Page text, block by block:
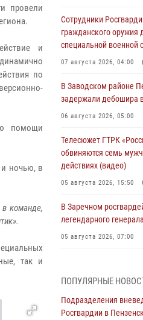
провели
и
по
помощи
и ночью, в
команде,
так и
Сотрудники
гражданского оружия
специальной военной
07 августа 2026, 04:00
В Заводском районе
задержали дебошира
06 августа 2026, 05:00
Телесюжет ГТРК
обвиняются семь
действиях (видео)
05 августа 2026, 15:50
В Заречном
легендарного
05 августа 2026, 07:00
с вооружением и
05 августа 2026, 06:15
ПОПУЛЯРНЫЕ
Подразделения
Росгвардии в